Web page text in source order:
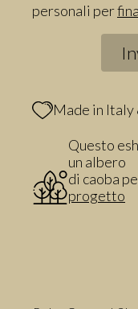
personali per
Made in Italy
Questo
un albero
di caoba
progetto